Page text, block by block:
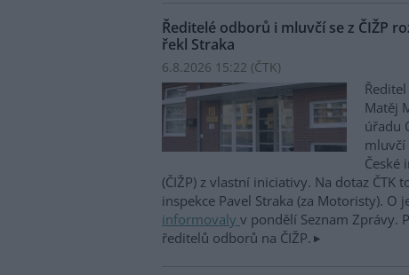
Ředitelé odborů i mluvčí se z ČIŽP
řekl Straka
6.8.2026 15:22 (ČTK)
Matěj
úřadu
mluvčí
České
(ČIŽP) z vlastní iniciativy. Na dotaz ČTK
inspekce Pavel Straka (za Motoristy). O
informovaly v pondělí Seznam Zprávy.
ředitelů odborů na ČIŽP.